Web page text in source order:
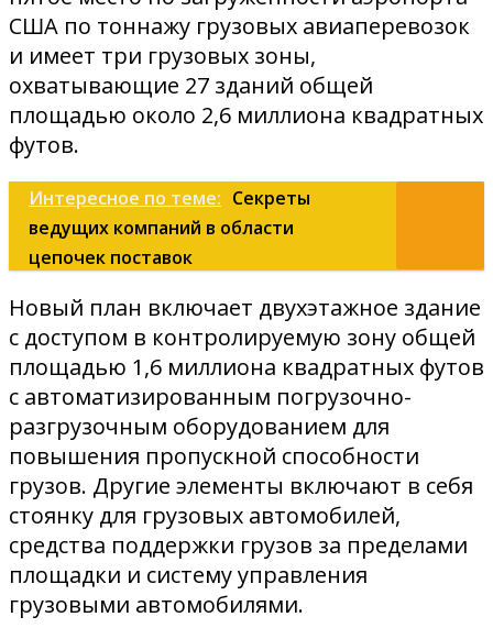
США по тоннажу грузовых авиаперевозок
и имеет три грузовых зоны,
охватывающие 27 зданий общей
площадью около 2,6 миллиона квадратных
футов.
Интересное по теме: Секреты
ведущих компаний в области
цепочек поставок
Новый план включает двухэтажное здание
с доступом в контролируемую зону общей
площадью 1,6 миллиона квадратных футов
с автоматизированным погрузочно-
разгрузочным оборудованием для
повышения пропускной способности
грузов. Другие элементы включают в себя
стоянку для грузовых автомобилей,
средства поддержки грузов за пределами
площадки и систему управления
грузовыми автомобилями.